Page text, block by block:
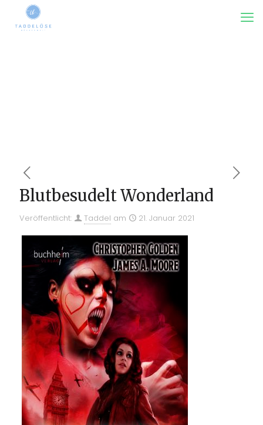
Blutbesudelt Wonderland
Veröffentlicht: Taddel am 21. Januar 2021